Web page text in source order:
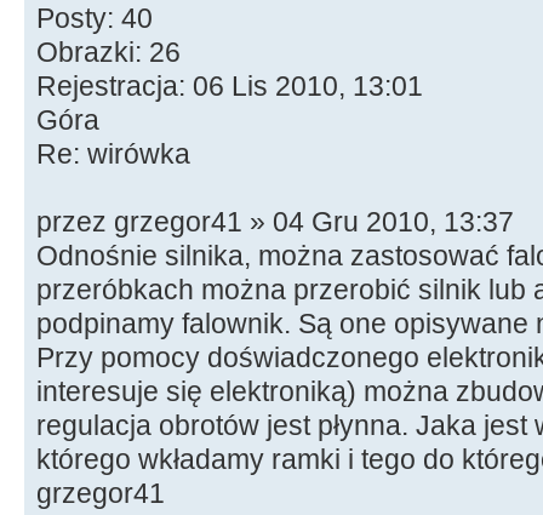
Posty: 40
Obrazki: 26
Rejestracja: 06 Lis 2010, 13:01
Góra
Re: wirówka
przez grzegor41 » 04 Gru 2010, 13:37
Odnośnie silnika, można zastosować
przeróbkach można przerobić silnik lub
podpinamy falownik. Są one
Przy pomocy doświadczonego
interesuje się elektroniką) można
regulacja obrotów jest płynna. Jaka
którego wkładamy ramki i tego do
grzegor41